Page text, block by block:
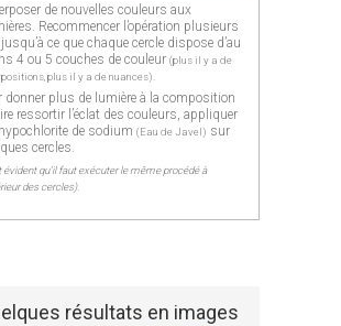
de nouvelles couleurs aux
Recommencer l’opération plusieurs
ce que chaque cercle dispose d’au
4 ou 5 couches de couleur (plus il y a de
plus il y a de nuances).
donner plus de lumière à la composition
ressortir l’éclat des couleurs, appliquer
de sodium (Eau de Javel) sur
cercles.
évident qu’il faut exécuter le même procédé à
des cercles).
résultats en images